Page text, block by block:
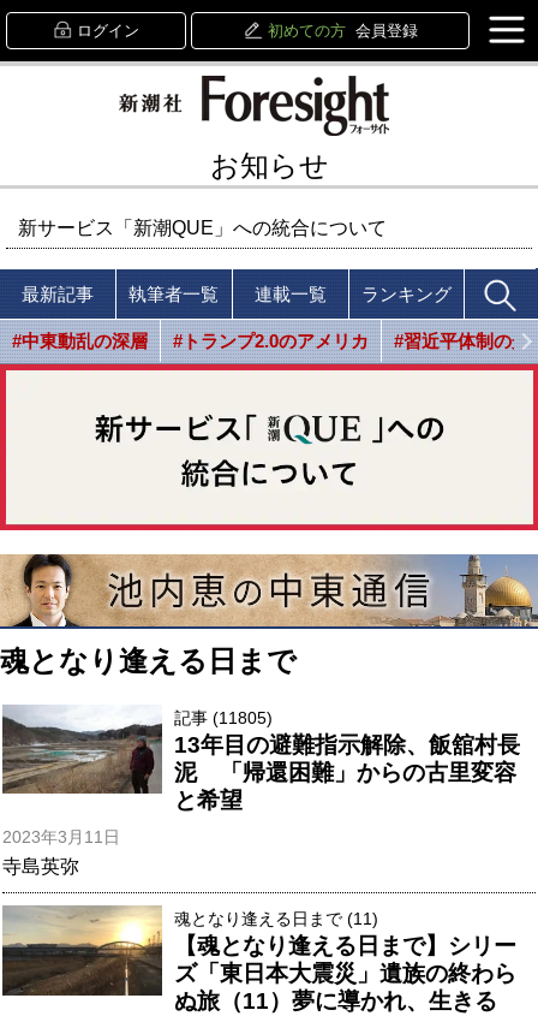
ログイン 初めての方 会員登録
お知らせ
新サービス「新潮QUE」への統合について
最新記事 執筆者一覧 連載一覧 ランキング
#中東動乱の深層 #トランプ2.0のアメリカ #習近平体制の光
魂となり逢える日まで
記事 (11805)
13年目の避難指示解除、飯舘村長
泥 「帰還困難」からの古里変容
と希望
2023年3月11日
寺島英弥
魂となり逢える日まで (11)
【魂となり逢える日まで】シリー
ズ「東日本大震災」遺族の終わら
ぬ旅（11）夢に導かれ、生きる